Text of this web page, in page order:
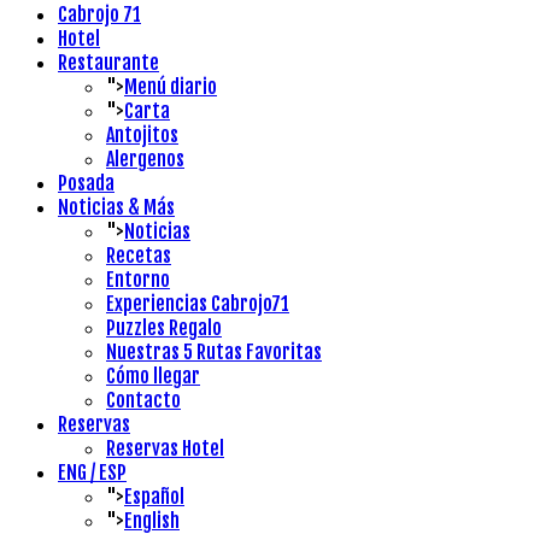
Cabrojo 71
Hotel
Restaurante
">Menú diario
">Carta
Antojitos
Alergenos
Posada
Noticias & Más
">Noticias
Recetas
Entorno
Experiencias Cabrojo71
Puzzles Regalo
Nuestras 5 Rutas Favoritas
Cómo llegar
Contacto
Reservas
Reservas Hotel
ENG / ESP
">Español
">English